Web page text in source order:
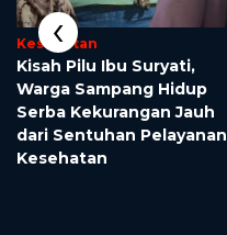
Kesehatan
Kisah Pilu Ibu Suryati,
Warga Sampang Hidup
Serba Kekurangan Jauh
dari Sentuhan Pelayanan
Kesehatan
‹